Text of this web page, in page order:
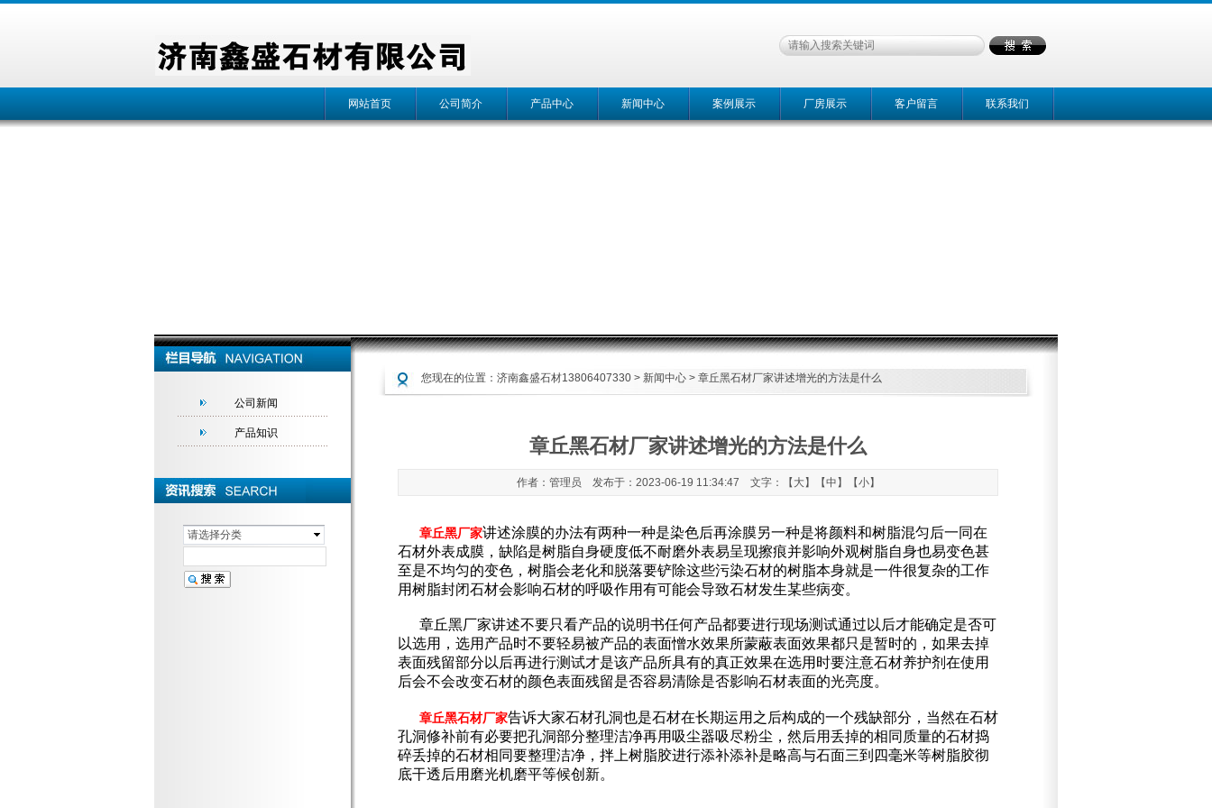
网站首页 公司简介 产品中心 新闻中心 案例展示 厂房展示 客户留言 联系我们
公司新闻
产品知识
请选择分类
您现在的位置： 济南鑫盛石材13806407330 > 新闻中心 > 章丘黑石材厂家讲述增光的方法是什么
章丘黑石材厂家讲述增光的方法是什么
作者：管理员 发布于：2023-06-19 11:34:47 文字：【 大】【中 】【小】
章丘黑厂家讲述涂膜的办法有两种一种是染色后再涂膜另一种是将颜料和树脂混匀后一同在
石材外表成膜，缺陷是树脂自身硬度低不耐磨外表易呈现擦痕并影响外观树脂自身也易变色甚
至是不均匀的变色，树脂会老化和脱落要铲除这些污染石材的树脂本身就是一件很复杂的工作
用树脂封闭石材会影响石材的呼吸作用有可能会导致石材发生某些病变。
章丘黑厂家讲述不要只看产品的说明书任何产品都要进行现场测试通过以后才能确定是否可
以选用，选用产品时不要轻易被产品的表面憎水效果所蒙蔽表面效果都只是暂时的，如果去掉
表面残留部分以后再进行测试才是该产品所具有的真正效果在选用时要注意石材养护剂在使用
后会不会改变石材的颜色表面残留是否容易清除是否影响石材表面的光亮度。
章丘黑石材厂家告诉大家石材孔洞也是石材在长期运用之后构成的一个残缺部分，当然在石材
孔洞修补前有必要把孔洞部分整理洁净再用吸尘器吸尽粉尘，然后用丢掉的相同质量的石材捣
碎丢掉的石材相同要整理洁净，拌上树脂胶进行添补添补是略高与石面三到四毫米等树脂胶彻
底干透后用磨光机磨平等候创新。